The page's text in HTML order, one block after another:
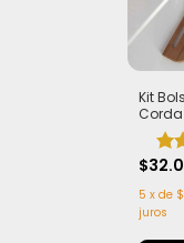
Kit
7mm
com
5 x de
juros